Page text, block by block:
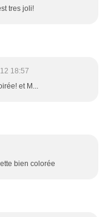
tres joli!
18:57
et M...
bien colorée